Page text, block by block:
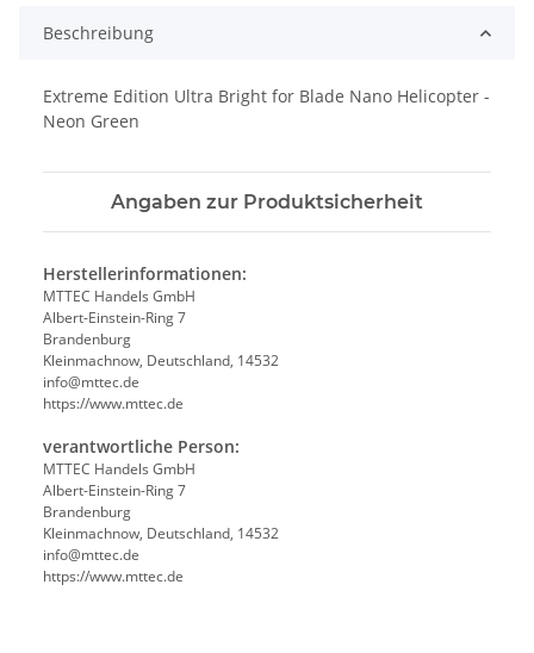
Beschreibung
Extreme Edition Ultra Bright for Blade Nano Helicopter -
Neon Green
Angaben zur Produktsicherheit
Herstellerinformationen:
MTTEC Handels GmbH
Albert-Einstein-Ring 7
Brandenburg
Kleinmachnow, Deutschland, 14532
info@mttec.de
https://www.mttec.de
verantwortliche Person:
MTTEC Handels GmbH
Albert-Einstein-Ring 7
Brandenburg
Kleinmachnow, Deutschland, 14532
info@mttec.de
https://www.mttec.de